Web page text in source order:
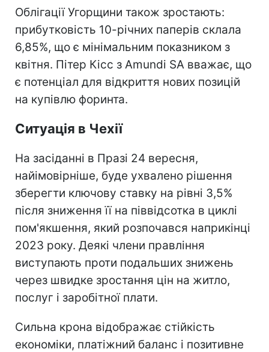
Облігації Угорщини також зростають:
прибутковість 10-річних паперів склала
6,85%, що є мінімальним показником з
квітня. Пітер Кісс з Amundi SA вважає, що
є потенціал для відкриття нових позицій
на купівлю форинта.
Ситуація в Чехії
На засіданні в Празі 24 вересня,
найімовірніше, буде ухвалено рішення
зберегти ключову ставку на рівні 3,5%
після зниження її на піввідсотка в циклі
пом'якшення, який розпочався наприкінці
2023 року. Деякі члени правління
виступають проти подальших знижень
через швидке зростання цін на житло,
послуг і заробітної плати.
Сильна крона відображає стійкість
економіки, платіжний баланс і позитивне